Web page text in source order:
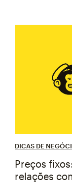
DICAS DE
Preços
relações